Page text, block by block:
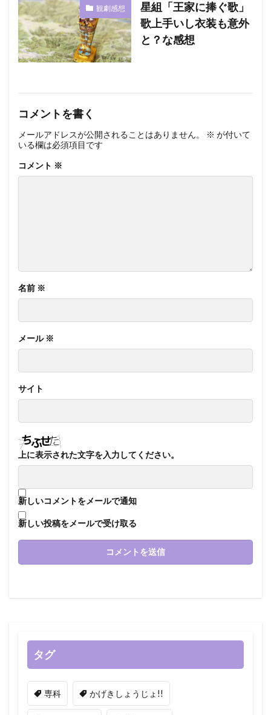
観劇感想
星組「王家に捧ぐ歌」
歌上手いし衣装も意外
と？な感想
コメントを書く
メールアドレスが公開されることはありません。 ※ が付いて
いる欄は必須項目です
コメント ※
名前 ※
メール ※
サイト
上に表示された文字を入力してください。
新しいコメントをメールで通知
新しい投稿をメールで受け取る
タグ
専科 かげきしょうじょ!!